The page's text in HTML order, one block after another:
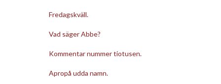
Fredagskväll.
Vad säger Abbe?
Kommentar nummer tiotusen.
Apropå udda namn.